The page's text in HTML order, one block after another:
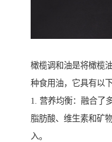
橄榄调和油是将橄榄
种食用油，它具有以
1. 营养均衡：融合了
脂肪酸、维生素和矿
入。